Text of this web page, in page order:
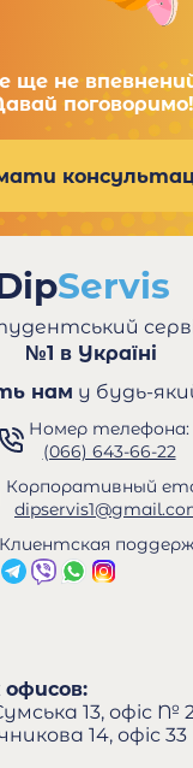
ще не
поговоримо!
№1 в Україні
нам у будь-
Номер телефона:
(066) 643-66-22
Корпоративный
Клиентская
13, офіс №
14, офіс 33